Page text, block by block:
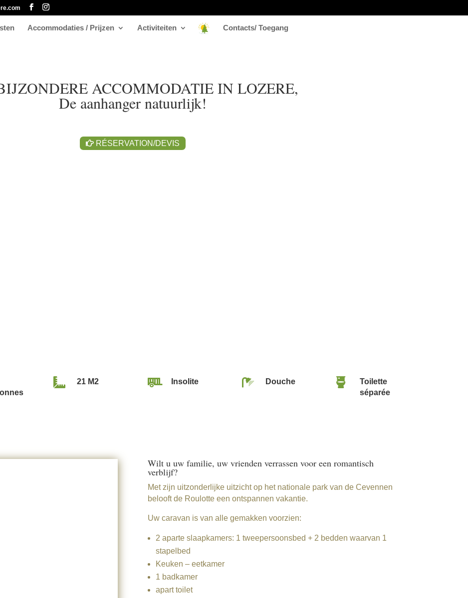
Accommodaties / Prijzen Activiteiten Contacts/ Toegang
ACCOMMODATIE IN LOZERE,
De aanhanger natuurlijk!
RÉSERVATION/DEVIS
 21 M2  Insolite  Douche 
Toilette
séparée
Wilt u uw familie, uw vrienden verrassen voor een romantisch
verblijf?
Met zijn uitzonderlijke uitzicht op het nationale park van de Cevennen
belooft de Roulotte een ontspannen vakantie.
Uw caravan is van alle gemakken voorzien:
2 aparte slaapkamers: 1 tweepersoonsbed + 2 bedden waarvan 1
stapelbed
Keuken – eetkamer
1 badkamer
apart toilet